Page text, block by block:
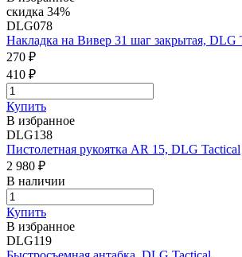
скидка 34%
DLG078
Накладка на Вивер 31 шаг закрытая, DLG
270 ₽
410 ₽
Купить
В избранное
DLG138
Пистолетная рукоятка AR 15, DLG Tactical
2 980 ₽
В наличии
Купить
В избранное
DLG119